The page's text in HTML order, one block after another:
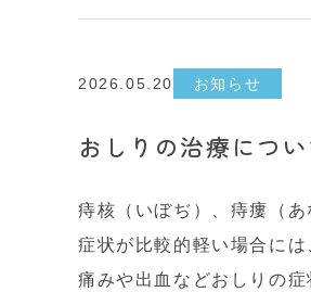
2026.05.20 お知らせ
おしりの治療につい
痔核（いぼぢ）、痔瘻（
症状が比較的軽い場合に
痛みや出血などおしりの